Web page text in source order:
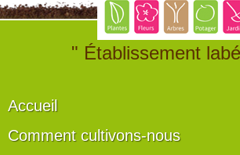
" Établissement
Accueil
Comment cultivons-nous